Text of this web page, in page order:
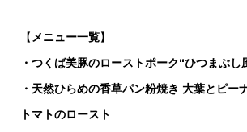
【 メニュー一覧】
・つくば美豚のローストポーク“ひつまぶし
・天然ひらめの香草パン粉焼き 大葉とピー
トマトのロースト